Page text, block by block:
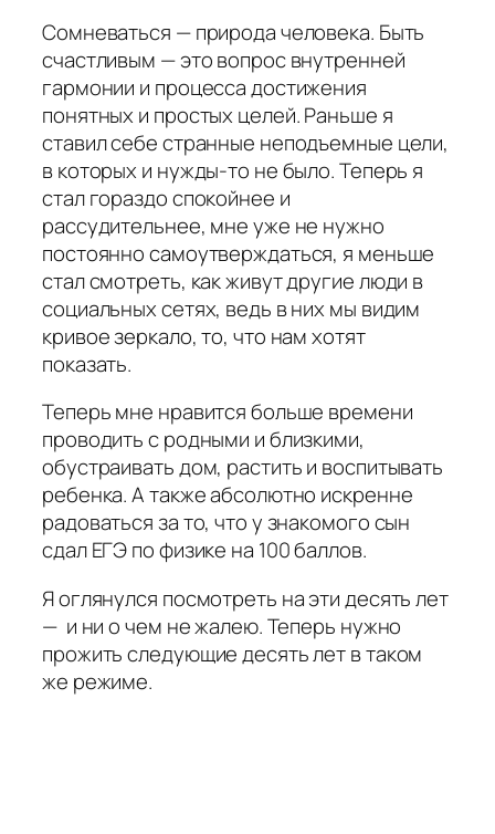
Сомневаться — природа человека. Быть
счастливым — это вопрос внутренней
гармонии и процесса достижения
понятных и простых целей. Раньше я
ставил себе странные неподъемные цели,
в которых и нужды-то не было. Теперь я
стал гораздо спокойнее и
рассудительнее, мне уже не нужно
постоянно самоутверждаться, я меньше
стал смотреть, как живут другие люди в
социальных сетях, ведь в них мы видим
кривое зеркало, то, что нам хотят
показать.
Теперь мне нравится больше времени
проводить с родными и близкими,
обустраивать дом, растить и воспитывать
ребенка. А также абсолютно искренне
радоваться за то, что у знакомого сын
сдал ЕГЭ по физике на 100 баллов.
Я оглянулся посмотреть на эти десять лет
— и ни о чем не жалею. Теперь нужно
прожить следующие десять лет в таком
же режиме.